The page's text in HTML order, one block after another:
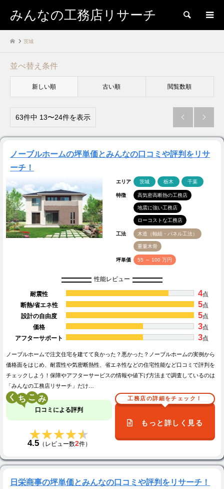
みんなの工務店リサーチ 検索
茨城
並べ替え条件
新しい順 古い順 閲覧数順
63件中 13〜24件を表示  
ノーブルホームの坪単価とみんなの口コミや評判をリサ
ーチ！
エリア 茨城 栃木 千葉
特徴 高気密高断熱の工務店
地震に強い工務店
ローコストな工務店
工法 木造（軸組・パネル工法）
重量木骨
坪単価 55 ～ 100 万円
性能レビュー
耐震性 4点
断熱/省エネ性
5点
設計の自由度
5点
価格
3点
アフターサポート
3点
ノーブルホームで注文住宅を建てて良かった？悪かった？ノーブルホームの実例から
価格面をはじめ、耐震性や気密断熱性、省エネ性などの住宅性能など口コミで評判を
チェックしよう！保障やアフターサービスの情報や値下げ方法まで調査しているのは
「みんなの工務店リサーチ」だけ…
く こ
口コミによる評判
★★★★★
★★★★★
4.5（レビュー数2件）
工務店の詳細をチェック！
もっと詳しく見る
日栄商事の坪単価とみんなの口コミや評判をリサーチ！